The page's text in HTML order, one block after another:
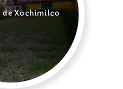
de Xochimilco